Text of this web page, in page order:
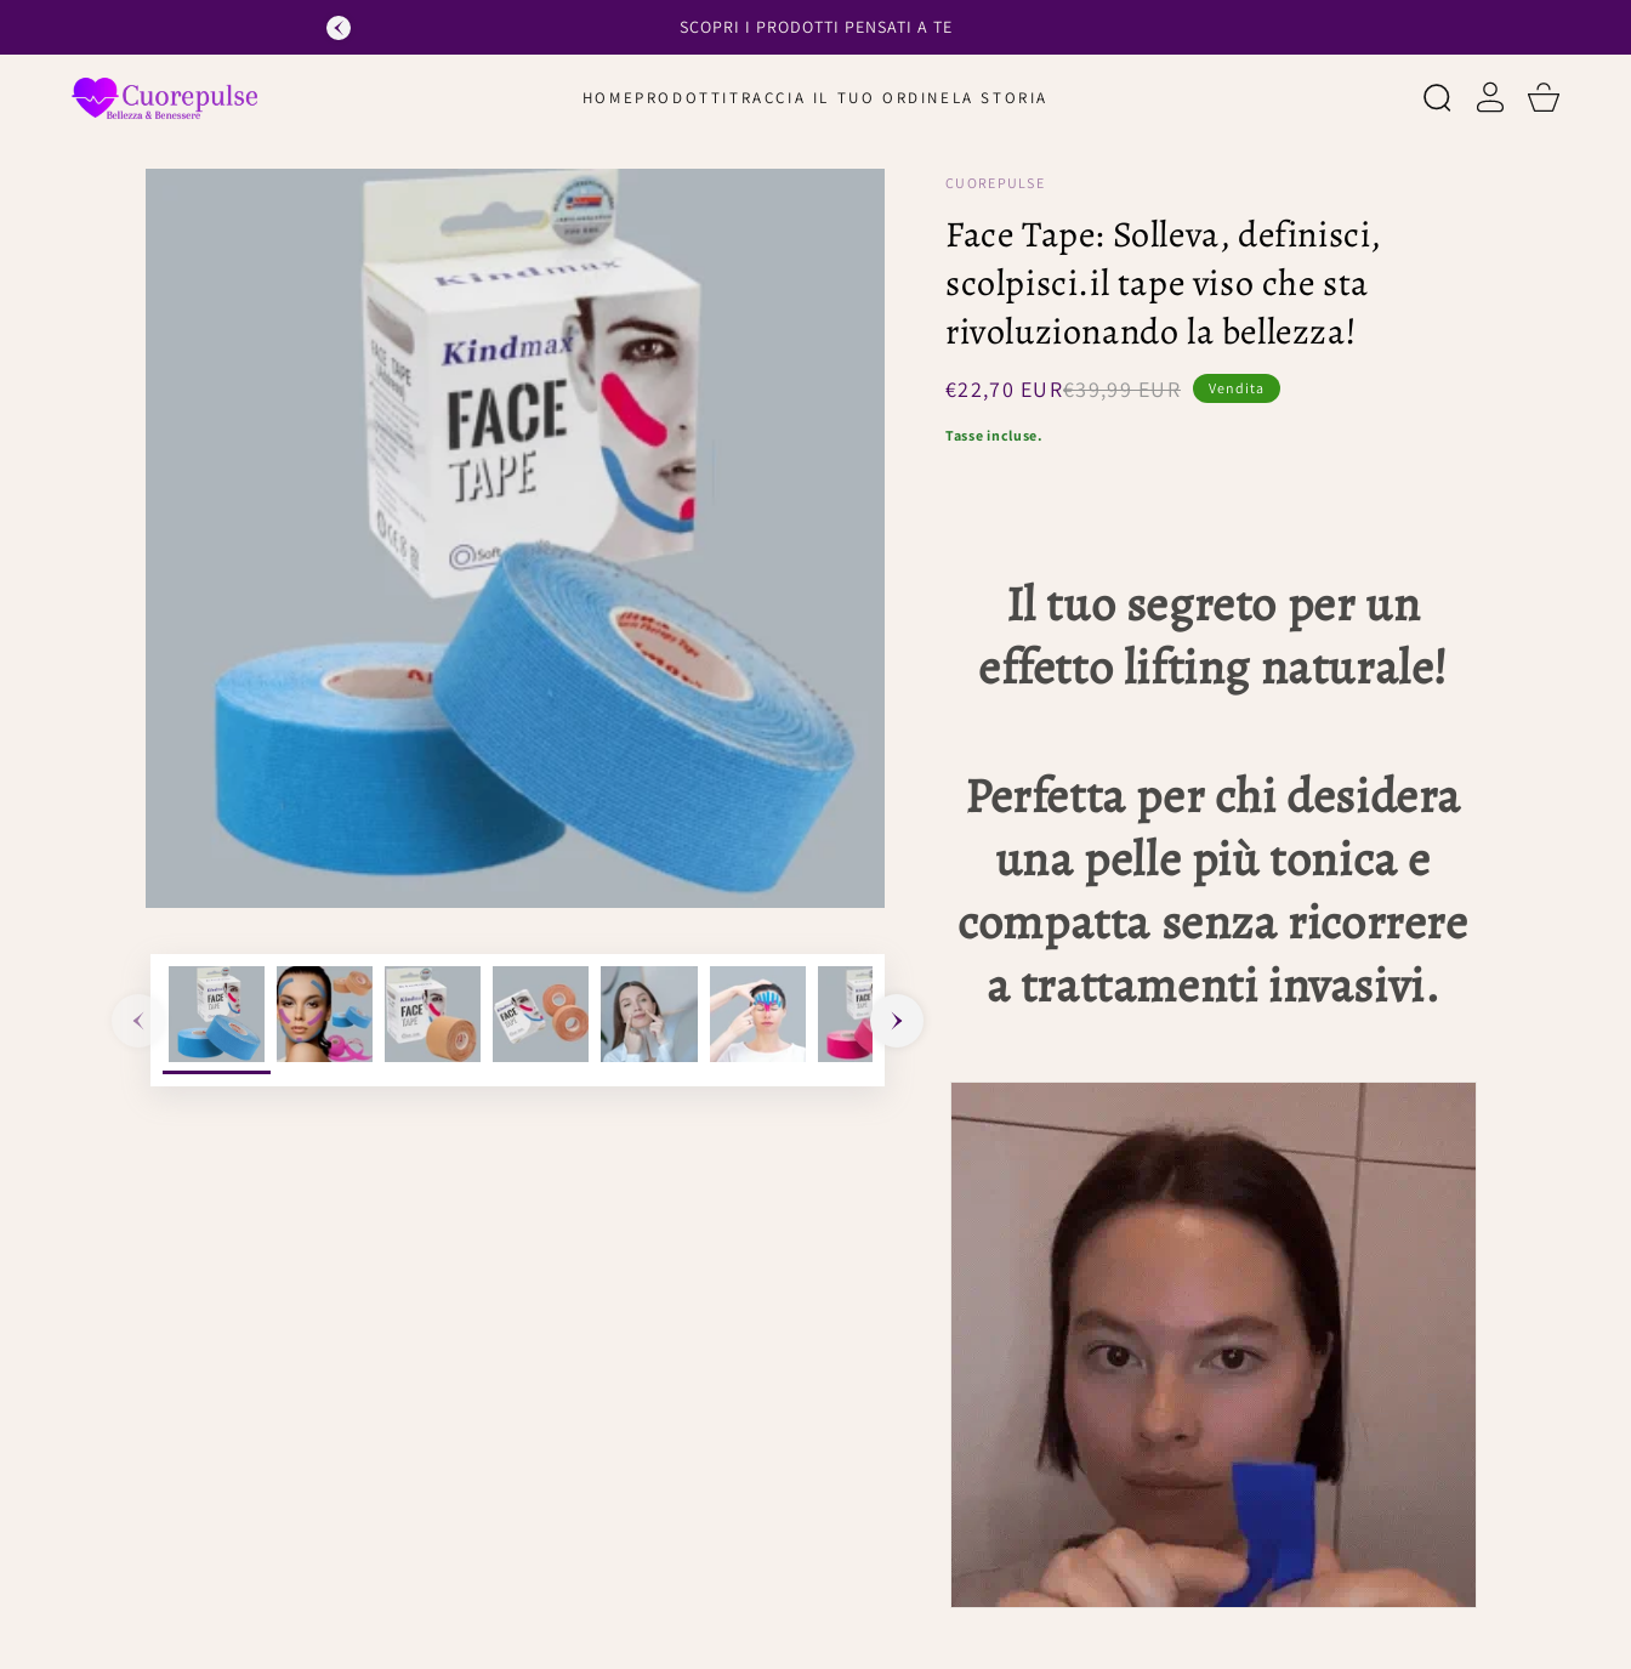
SCOPRI I PRODOTTI PENSATI A TE
HOMEPRODOTTITRACCIA IL TUO ORDINE LA STORIA Accedi Cart
CUOREPULSE
Face Tape: Solleva, definisci,
scolpisci.il tape viso che sta
rivoluzionando la bellezza!
Prezzo
di
vendita
€22,70 EUR
Prezzo
regolare
€39,99 EUR Vendita
Tasse incluse.
Il tuo segreto per un
effetto lifting naturale!
Perfetta per chi desidera
una pelle più tonica e
compatta senza ricorrere
a trattamenti invasivi.